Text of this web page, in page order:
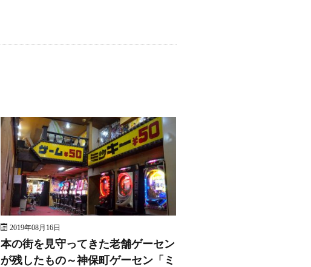
2019年08月16日
本の街を見守ってきた老舗ゲーセン
が残したもの～神保町ゲーセン「ミ